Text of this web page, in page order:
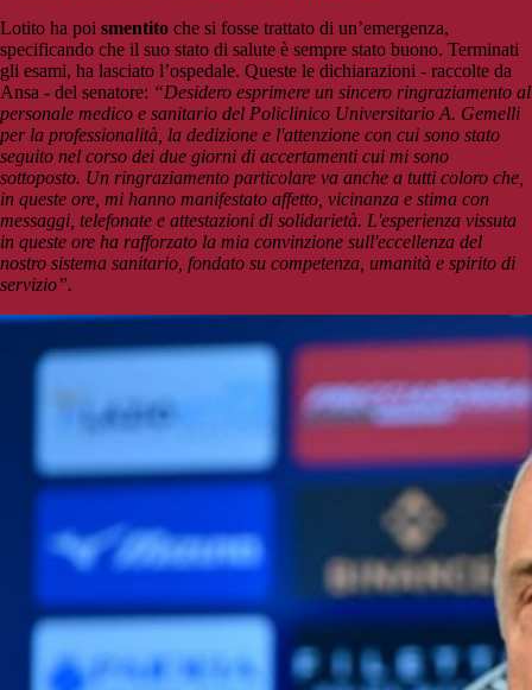
Lotito ha poi smentito che si fosse trattato di un’emergenza,
specificando che il suo stato di salute è sempre stato buono. Terminati
gli esami, ha lasciato l’ospedale. Queste le dichiarazioni - raccolte da
Ansa - del senatore: “Desidero esprimere un sincero ringraziamento al
personale medico e sanitario del Policlinico Universitario A. Gemelli
per la professionalità, la dedizione e l'attenzione con cui sono stato
seguito nel corso dei due giorni di accertamenti cui mi sono
sottoposto. Un ringraziamento particolare va anche a tutti coloro che,
in queste ore, mi hanno manifestato affetto, vicinanza e stima con
messaggi, telefonate e attestazioni di solidarietà. L'esperienza vissuta
in queste ore ha rafforzato la mia convinzione sull'eccellenza del
nostro sistema sanitario, fondato su competenza, umanità e spirito di
servizio”.